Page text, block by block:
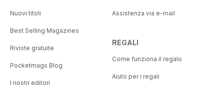
Nuovi titoli
Best Selling Magazines
Riviste gratuite
Pocketmags Blog
I nostri editori
Assistenza via e-mail
REGALI
Come funziona il regalo
Aiuto per i regali